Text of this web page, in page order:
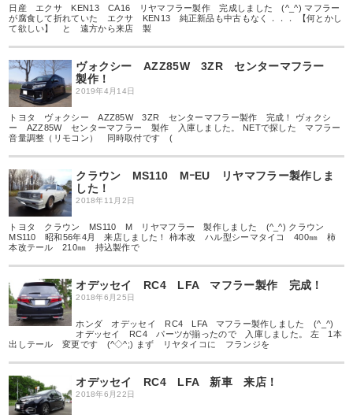
日産 エクサ KEN13 CA16 リヤマフラー製作 完成しました (^_^) マフラー
が腐食して折れていた エクサ KEN13 純正新品も中古もなく．．． 【何とかし
て欲しい】 と 遠方から来店 製
ヴォクシー AZZ85W 3ZR センターマフラー
製作！
2019年4月14日
トヨタ ヴォクシー AZZ85W 3ZR センターマフラー製作 完成！ ヴォクシ
ー AZZ85W センターマフラー 製作 入庫しました。 NETで探した マフラー
音量調整（リモコン） 同時取付です (
クラウン MS110 MｰEU リヤマフラー製作しま
した！
2018年11月2日
トヨタ クラウン MS110 M リヤマフラー 製作しました (^_^) クラウン
MS110 昭和56年4月 来店しました！ 柿本改 ハル型シーマタイコ 400㎜ 柿
本改テール 210㎜ 持込製作で
オデッセイ RC4 LFA マフラー製作 完成！
2018年6月25日
ホンダ オデッセイ RC4 LFA マフラー製作しました (^_^)
オデッセイ RC4 パーツが揃ったので 入庫しました。 左 1本
出しテール 変更です (^◇^;) まず リヤタイコに フランジを
オデッセイ RC4 LFA 新車 来店！
2018年6月22日